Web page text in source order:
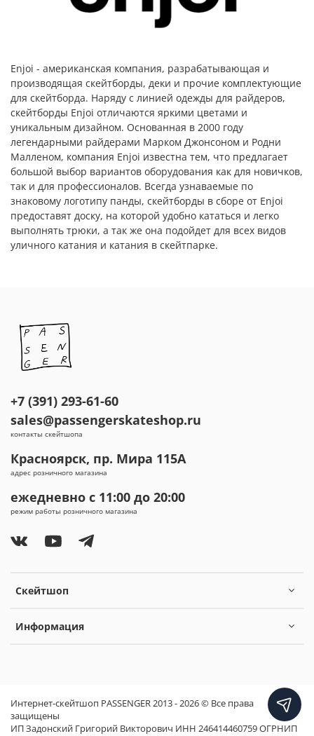
Enjoi - американская компания, разрабатывающая и
производящая скейтборды, деки и прочие комплектующие
для скейтборда. Наряду с линией одежды для райдеров,
скейтборды Enjoi отличаются яркими цветами и
уникальным дизайном. Основанная в 2000 году
легендарными райдерами Марком Джонсоном и Родни
Малленом, компания Enjoi известна тем, что предлагает
большой выбор вариантов оборудования как для новичков,
так и для профессионалов. Всегда узнаваемые по
знаковому логотипу панды, скейтборды в сборе от Enjoi
предоставят доску, на которой удобно кататься и легко
выполнять трюки, а так же она подойдет для всех видов
уличного катания и катания в скейтпарке.
Скейтшоп
Информация
+7 (391) 293-61-60
sales@passengerskateshop.ru
контакты скейтшопа
Красноярск, пр. Мира 115А
адрес розничного магазина
ежедневно с 11:00 до 20:00
режим работы розничного магазина
Интернет-скейтшоп PASSENGER 2013 - 2026 © Все права
защищены
ИП Задонский Григорий Викторович ИНН 246414460759 ОГРНИП